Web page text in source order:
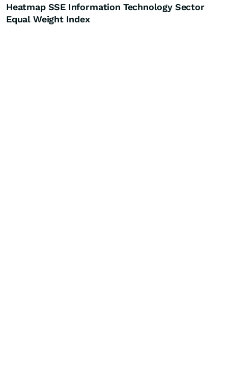
Heatmap SSE Information Technology Sector
Equal Weight Index